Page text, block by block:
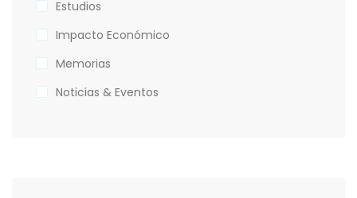
Estudios
Impacto Económico
Memorias
Noticias & Eventos